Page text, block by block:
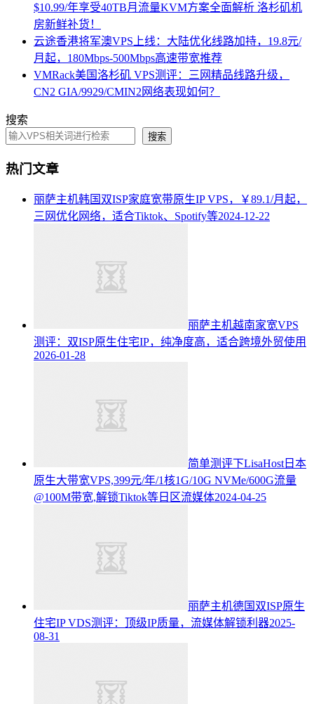
$10.99/年享受40TB月流量KVM方案全面解析 洛杉矶机
房新鲜补货！
云途香港将军澳VPS上线：大陆优化线路加持，19.8元/
月起，180Mbps-500Mbps高速带宽推荐
VMRack美国洛杉矶 VPS测评：三网精品线路升级，
CN2 GIA/9929/CMIN2网络表现如何？
搜索
搜索
热门文章
丽萨主机韩国双ISP家庭宽带原生IP VPS，￥89.1/月起，
三网优化网络，适合Tiktok、Spotify等2024-12-22
丽萨主机越南家宽VPS
测评：双ISP原生住宅IP，纯净度高，适合跨境外贸使用
2026-01-28
简单测评下LisaHost日本
原生大带宽VPS,399元/年/1核1G/10G NVMe/600G流量
@100M带宽,解锁Tiktok等日区流媒体2024-04-25
丽萨主机德国双ISP原生
住宅IP VDS测评：顶级IP质量，流媒体解锁利器2025-
08-31